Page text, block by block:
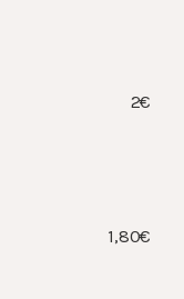
2€
1,80€